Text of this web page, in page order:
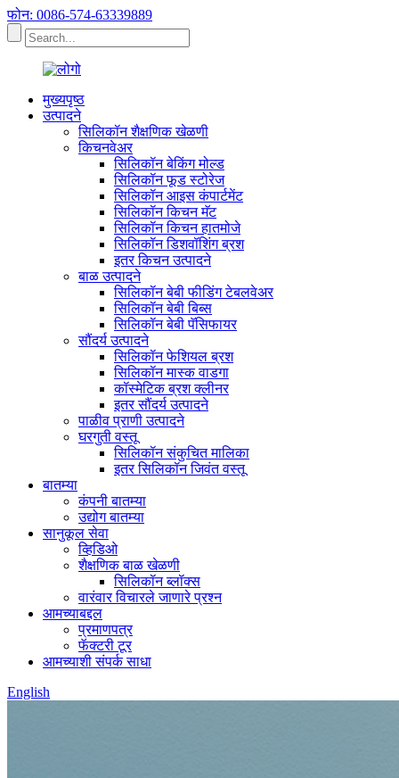
फोन: 0086-574-63339889
मुख्यपृष्ठ
उत्पादने
सिलिकॉन शैक्षणिक खेळणी
किचनवेअर
सिलिकॉन बेकिंग मोल्ड
सिलिकॉन फूड स्टोरेज
सिलिकॉन आइस कंपार्टमेंट
सिलिकॉन किचन मॅट
सिलिकॉन किचन हातमोजे
सिलिकॉन डिशवॉशिंग ब्रश
इतर किचन उत्पादने
बाळ उत्पादने
सिलिकॉन बेबी फीडिंग टेबलवेअर
सिलिकॉन बेबी बिब्स
सिलिकॉन बेबी पॅसिफायर
सौंदर्य उत्पादने
सिलिकॉन फेशियल ब्रश
सिलिकॉन मास्क वाडगा
कॉस्मेटिक ब्रश क्लीनर
इतर सौंदर्य उत्पादने
पाळीव प्राणी उत्पादने
घरगुती वस्तू
सिलिकॉन संकुचित मालिका
इतर सिलिकॉन जिवंत वस्तू
बातम्या
कंपनी बातम्या
उद्योग बातम्या
सानुकूल सेवा
व्हिडिओ
शैक्षणिक बाळ खेळणी
सिलिकॉन ब्लॉक्स
वारंवार विचारले जाणारे प्रश्न
आमच्याबद्दल
प्रमाणपत्र
फॅक्टरी टूर
आमच्याशी संपर्क साधा
English